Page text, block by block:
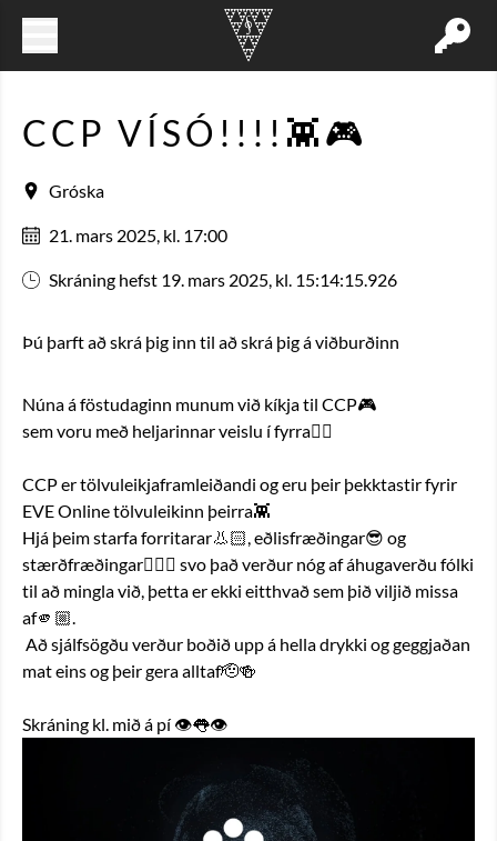
CCP VÍSÓ!!!!👾🎮
Þú þarft að skrá þig inn til að skrá þig á viðburðinn
Gróska
21. mars 2025, kl. 17:00
Skráning hefst 19. mars 2025, kl. 15:14:15.926
Núna á föstudaginn munum við kíkja til CCP🎮
sem voru með heljarinnar veislu í fyrra🙂‍↕️
CCP er tölvuleikjaframleiðandi og eru þeir þekktastir fyrir
EVE Online tölvuleikinn þeirra👾
Hjá þeim starfa forritarar👃🏻, eðlisfræðingar😎 og
stærðfræðingar☝🏻🤓 svo það verður nóg af áhugaverðu fólki
til að mingla við, þetta er ekki eitthvað sem þið viljið missa
af🫵🏼.
mat eins og þeir gera alltaf🫡🍻
Skráning kl. mið á pí 👁️👅👁️